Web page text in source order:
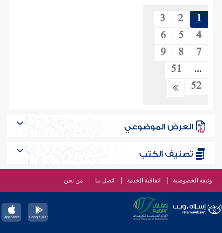
1
2
3
4
5
6
7
8
9
...
51
52
العرض الموضوعي
تصنيف الكتب
وثيقة الخصوصية اتفاقية الخدمة اتصل بنا من نحن